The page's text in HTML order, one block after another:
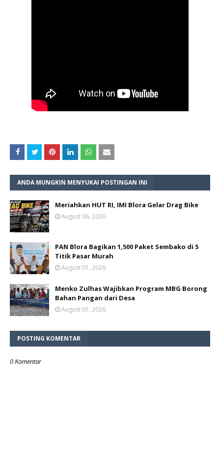
ANDA MUNGKIN MENYUKAI POSTINGAN INI
Meriahkan HUT RI, IMI Blora Gelar Drag Bike
August 06, 2026
PAN Blora Bagikan 1,500 Paket Sembako di 5
Titik Pasar Murah
August 01, 2026
Menko Zulhas Wajibkan Program MBG Borong
Bahan Pangan dari Desa
August 01, 2026
POSTING KOMENTAR
0 Komentar